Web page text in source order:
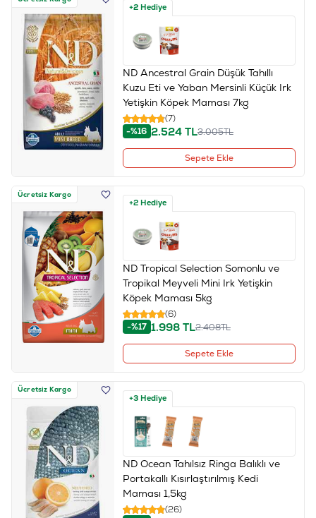
+2 Hediye
ND Ancestral Grain Düşük Tahıllı
Kuzu Eti ve Yaban Mersinli Küçük Irk
Yetişkin Köpek Maması 7kg
(7)
-%16 2.524TL3.005TL
Sepete Ekle
Ücretsiz Kargo
+2 Hediye
ND Tropical Selection Somonlu ve
Tropikal Meyveli Mini Irk Yetişkin
Köpek Maması 5kg
(6)
-%17 1.998TL2.408TL
Sepete Ekle
Ücretsiz Kargo
+3 Hediye
ND Ocean Tahılsız Ringa Balıklı ve
Portakallı Kısırlaştırılmış Kedi
Maması 1,5kg
(26)